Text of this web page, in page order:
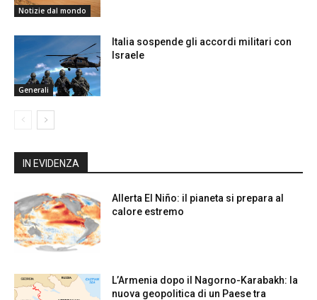
Notizie dal mondo
Generali
Italia sospende gli accordi militari con
Israele
IN EVIDENZA
Allerta El Niño: il pianeta si prepara al
calore estremo
L’Armenia dopo il Nagorno-Karabakh: la
nuova geopolitica di un Paese tra